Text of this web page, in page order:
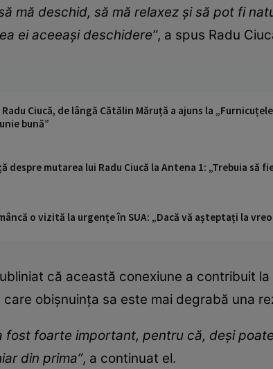
mă deschid, să mă relaxez și să pot fi
ei aceeași deschidere”, a spus Radu
Ciucă, de lângă Cătălin Măruță a ajuns la
bună”
despre mutarea lui Radu Ciucă la Antena 1: „Trebuia să
o vizită la urgențe în SUA: „Dacă vă așteptați la
că această conexiune a contribuit
obișnuința sa este mai degrabă una
fost foarte important, pentru că, deși
din prima”, a continuat el.